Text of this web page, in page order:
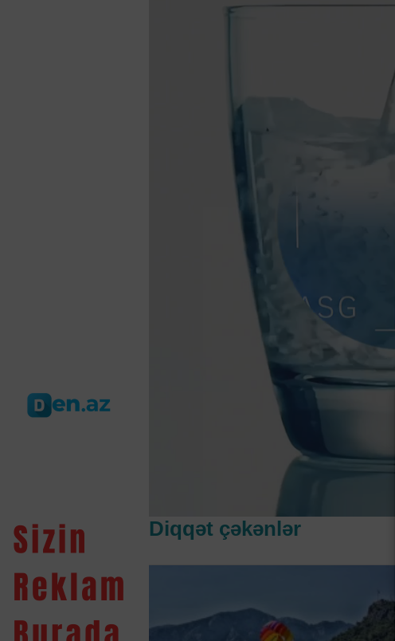
Diqqət çəkənlər